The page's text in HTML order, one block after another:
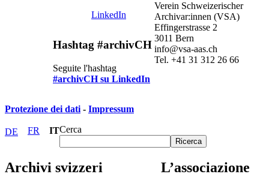
LinkedIn
Hashtag #archivCH
Seguite l'hashtag
#archivCH su LinkedIn
Verein Schweizerischer
Archivar:innen (VSA)
Effingerstrasse 2
3011 Bern
info@vsa-aas.ch
Tel. +41 31 312 26 66
Protezione dei dati - Impressum
DE FR ITCerca
Ricerca
Archivi svizzeri L’associazione